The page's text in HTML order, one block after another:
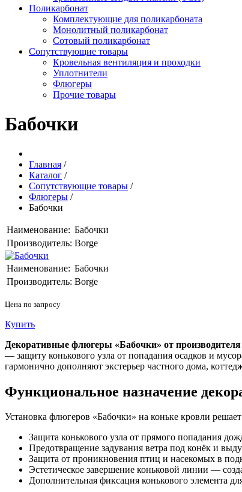
Поликарбонат
Комплектующие для поликарбоната
Монолитный поликарбонат
Сотовый поликарбонат
Сопутствующие товары
Кровельная вентиляция и проходки
Уплотнители
Флюгеры
Прочие товары
Бабочки
Главная /
Каталог /
Сопутствующие товары /
Флюгеры /
Бабочки
Наименование: Бабочки
Производитель: Borge
Наименование: Бабочки
Производитель: Borge
Цена по запросу
Купить
Декоративные флюгеры «Бабочки» от
— защиту конькового узла от попадания осадков и
гармонично дополняют экстерьер частного дома,
Функциональное назначение
Установка флюгеров «Бабочки» на коньке кровли решает
Защита конькового узла от прямого попадания
Предотвращение задувания ветра под конёк и
Защита от проникновения птиц и насекомых в
Эстетическое завершение коньковой линии —
Дополнительная фиксация конькового элемента